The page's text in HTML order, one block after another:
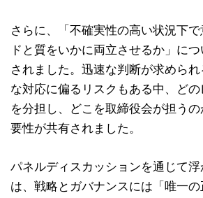
さらに、「不確実性の高い状況下
ドと質をいかに両立させるか」に
されました。迅速な判断が求めら
な対応に偏るリスクもある中、ど
を分担し、どこを取締役会が担う
要性が共有されました。
パネルディスカッションを通じて
は、戦略とガバナンスには「唯一